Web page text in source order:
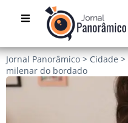
Jornal Panorâmico > Cidade >
milenar do bordado